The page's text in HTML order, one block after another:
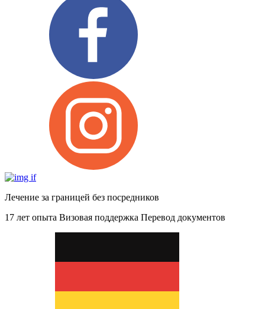
Лечение за границей без посредников
17 лет опыта Визовая поддержка Перевод документов